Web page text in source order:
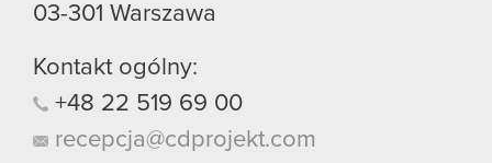
03-301 Warszawa
Kontakt ogólny:
+48 22 519 69 00
recepcja@cdprojekt.com